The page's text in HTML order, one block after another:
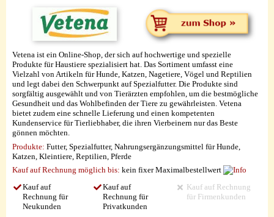
Vetena ist ein Online-Shop, der sich auf hochwertige und spezielle
Produkte für Haustiere spezialisiert hat. Das Sortiment umfasst eine
Vielzahl von Artikeln für Hunde, Katzen, Nagetiere, Vögel und Reptilien
und legt dabei den Schwerpunkt auf Spezialfutter. Die Produkte sind
sorgfältig ausgewählt und von Tierärzten empfohlen, um die bestmögliche
Gesundheit und das Wohlbefinden der Tiere zu gewährleisten. Vetena
bietet zudem eine schnelle Lieferung und einen kompetenten
Kundenservice für Tierliebhaber, die ihren Vierbeinern nur das Beste
gönnen möchten.
Produkte: Futter, Spezialfutter, Nahrungsergänzungsmittel für Hunde,
Katzen, Kleintiere, Reptilien, Pferde
Kauf auf Rechnung möglich bis: kein fixer Maximalbestellwert
Kauf auf
Rechnung für
Neukunden
Kauf auf
Rechnung für
Privatkunden
Kauf auf Rechnung
für Firmenkunden